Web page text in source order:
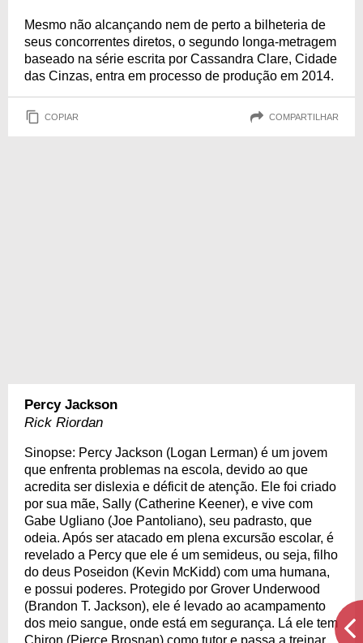
Mesmo não alcançando nem de perto a bilheteria de
seus concorrentes diretos, o segundo longa-metragem
baseado na série escrita por Cassandra Clare, Cidade
das Cinzas, entra em processo de produção em 2014.
COPIAR COMPARTILHAR
Percy Jackson
Rick Riordan
Sinopse: Percy Jackson (Logan Lerman) é um jovem
que enfrenta problemas na escola, devido ao que
acredita ser dislexia e déficit de atenção. Ele foi criado
por sua mãe, Sally (Catherine Keener), e vive com
Gabe Ugliano (Joe Pantoliano), seu padrasto, que
odeia. Após ser atacado em plena excursão escolar, é
revelado a Percy que ele é um semideus, ou seja, filho
do deus Poseidon (Kevin McKidd) com uma humana,
e possui poderes. Protegido por Grover Underwood
(Brandon T. Jackson), ele é levado ao acampamento
dos meio sangue, onde está em segurança. Lá ele tem
Chiron (Pierce Brosnan) como tutor e passa a treinar